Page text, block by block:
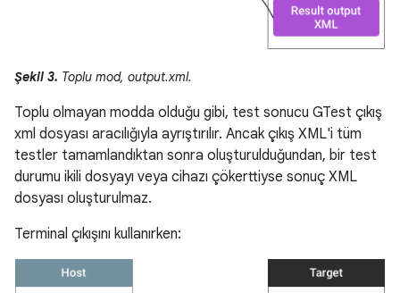
Şekil 3. Toplu mod, output.xml.
Toplu olmayan modda olduğu gibi, test sonucu GTest çıkış
xml dosyası aracılığıyla ayrıştırılır. Ancak çıkış XML'i tüm
testler tamamlandıktan sonra oluşturulduğundan, bir test
durumu ikili dosyayı veya cihazı çökerttiyse sonuç XML
dosyası oluşturulmaz.
Terminal çıkışını kullanırken: